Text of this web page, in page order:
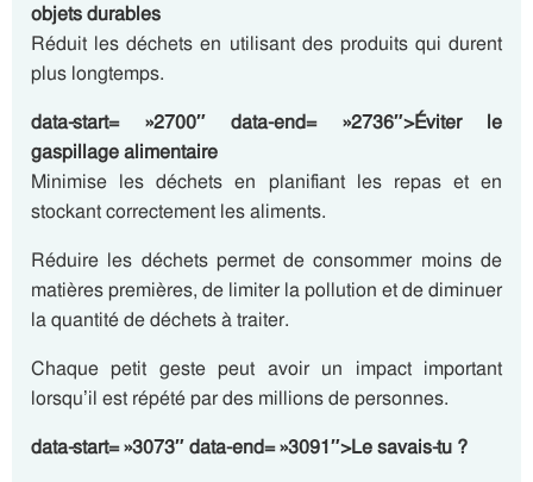
objets durables
Réduit les déchets en utilisant des produits qui durent
plus longtemps.
data-start= »2700″ data-end= »2736″>Éviter le
gaspillage alimentaire
Minimise les déchets en planifiant les repas et en
stockant correctement les aliments.
Réduire les déchets permet de consommer moins de
matières premières, de limiter la pollution et de diminuer
la quantité de déchets à traiter.
Chaque petit geste peut avoir un impact important
lorsqu’il est répété par des millions de personnes.
data-start= »3073″ data-end= »3091″>Le savais-tu ?